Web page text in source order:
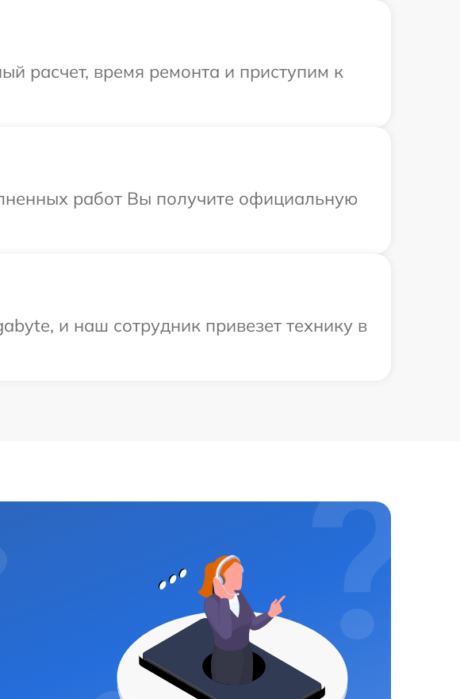
расчет, время ремонта и приступим к
работ Вы получите официальную
и наш сотрудник привезет технику в